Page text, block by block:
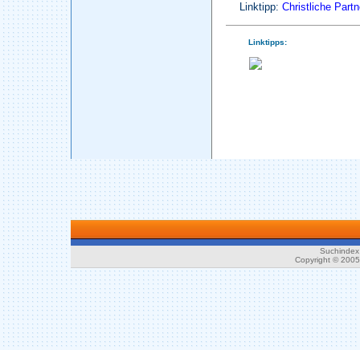
Linktipp: Christliche
Linktipps:
Copyright ©